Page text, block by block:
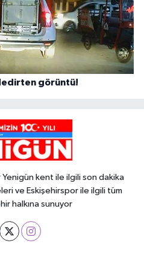
görüntü!
kent ile ilgili son dakika
ve Eskişehirspor ile ilgili tüm
halkına sunuyor